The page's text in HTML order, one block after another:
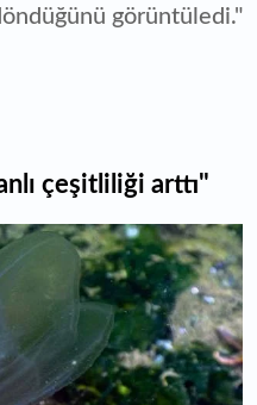
görüntüledi."
çeşitliliği arttı"